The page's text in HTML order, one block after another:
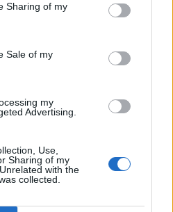
Sharing of my
Sale of my
my
Advertising.
Use,
Sharing of my
with the
collected.
1
pure 🤭🤭🤭🤭
vero! Non ci avevo pensato